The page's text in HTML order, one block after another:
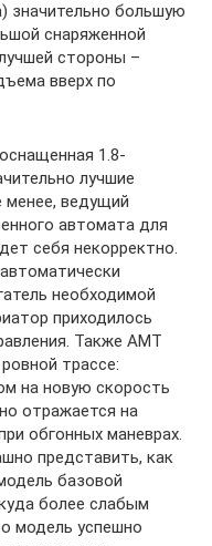
значительно большую
снаряженной
стороны –
вверх по
1.8-
лучшие
менее, ведущий
автомата для
себя некорректно.
необходимой
приходилось
Также АМТ
трассе:
на новую скорость
отражается на
обгонных маневрах.
представить, как
базовой
более слабым
модель успешно